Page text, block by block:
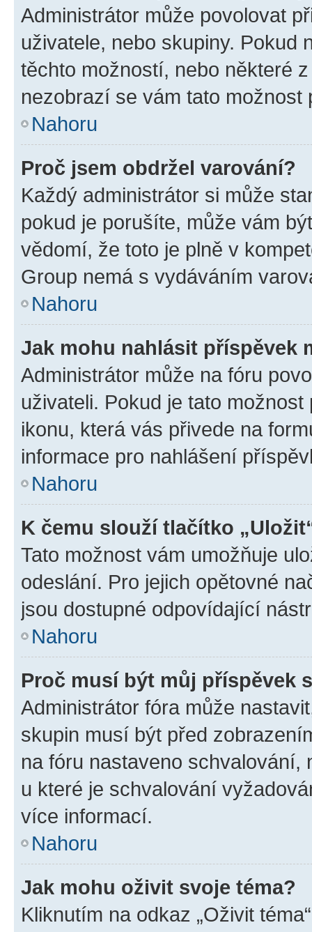
Administrátor může povolovat
uživatele, nebo skupiny. Pokud
těchto možností, nebo některé
nezobrazí se vám tato
Nahoru
Proč jsem obdržel varování?
Každý administrátor si může
pokud je porušíte, může vám
vědomí, že toto je plně v
Group nemá s vydáváním
Nahoru
Jak mohu nahlásit příspěvek
Administrátor může na fóru
uživateli. Pokud je tato
ikonu, která vás přivede na
informace pro nahlášení
Nahoru
K čemu slouží tlačítko
Tato možnost vám umožňuje
odeslání. Pro jejich opětovné
jsou dostupné odpovídající
Nahoru
Proč musí být můj příspěvek
Administrátor fóra může
skupin musí být před
na fóru nastaveno schvalování,
u které je schvalování
více informací.
Nahoru
Jak mohu oživit svoje téma?
Kliknutím na odkaz „Oživit